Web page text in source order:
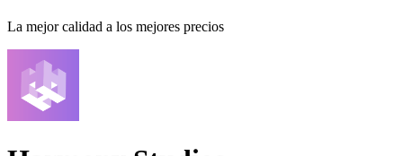
La mejor calidad a los mejores precios